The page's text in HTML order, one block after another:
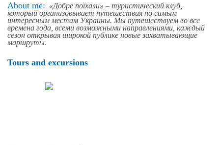
About me: «Добре поїхали» – туристический клуб,
который организовывает путешествия по самым
интересным местам Украины. Мы путешествуем во все
времена года, всеми возможными направлениями, каждый
сезон открывая широкой публике новые захватывающие
маршруты.
Tours and excursions